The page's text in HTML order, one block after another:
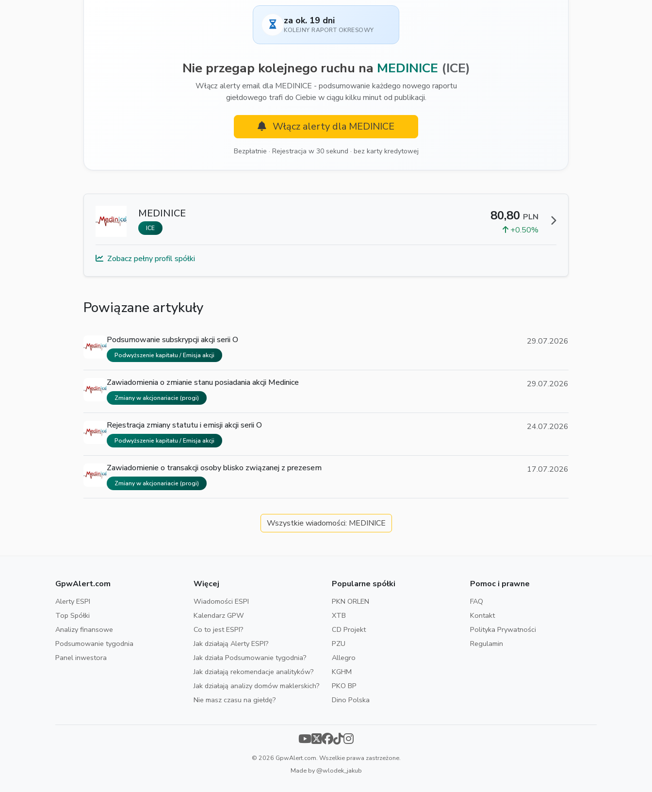
za ok. 19 dni
KOLEJNY RAPORT OKRESOWY
Nie przegap kolejnego ruchu na MEDINICE (ICE)
Włącz alerty email dla MEDINICE - podsumowanie każdego nowego raportu
giełdowego trafi do Ciebie w ciągu kilku minut od publikacji.
Włącz alerty dla MEDINICE
Bezpłatnie · Rejestracja w 30 sekund · bez karty kredytowej
MEDINICE
ICE
80,80 PLN
+0.50%
Zobacz pełny profil spółki
Powiązane artykuły
Podsumowanie subskrypcji akcji serii O
Podwyższenie kapitału / Emisja akcji
29.07.2026
Zawiadomienia o zmianie stanu posiadania akcji Medinice
Zmiany w akcjonariacie (progi)
29.07.2026
Rejestracja zmiany statutu i emisji akcji serii O
Podwyższenie kapitału / Emisja akcji
24.07.2026
Zawiadomienie o transakcji osoby blisko związanej z prezesem
Zmiany w akcjonariacie (progi)
17.07.2026
Wszystkie wiadomości: MEDINICE
GpwAlert.com
Alerty ESPI
Top Spółki
Analizy finansowe
Podsumowanie tygodnia
Panel inwestora
Więcej
Wiadomości ESPI
Kalendarz GPW
Co to jest ESPI?
Jak działają Alerty ESPI?
Jak działa Podsumowanie tygodnia?
Jak działają rekomendacje analityków?
Jak działają analizy domów maklerskich?
Nie masz czasu na giełdę?
Popularne spółki
PKN ORLEN
XTB
CD Projekt
PZU
Allegro
KGHM
PKO BP
Dino Polska
Pomoc i prawne
FAQ
Kontakt
Polityka Prywatności
Regulamin
© 2026 GpwAlert.com. Wszelkie prawa zastrzeżone.
Made by@wlodek_jakub